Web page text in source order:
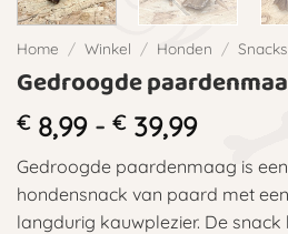
Home / Winkel / Honden / Snacks
Gedroogde
€8,99 - €39,99
tot
€ 39,99
Gedroogde paardenmaag is
hondensnack van paard met
langdurig kauwplezier. De